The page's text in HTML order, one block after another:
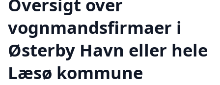
Oversigt over
vognmandsfirmaer i
Østerby Havn eller hele
Læsø kommune